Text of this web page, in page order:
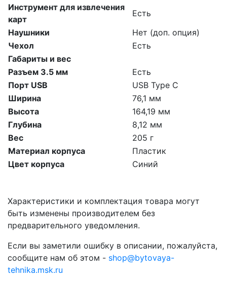
Инструмент для извлечения
карт
Есть
Наушники
Нет (доп. опция)
Чехол
Есть
Габариты и вес
Разъем 3.5 мм
Есть
Порт USB
USB Type C
Ширина
76,1 мм
Высота
164,19 мм
Глубина
8,12 мм
Вес
205 г
Материал корпуса
Пластик
Цвет корпуса
Синий
Характеристики и комплектация товара могут
быть изменены производителем без
предварительного уведомления.
Если вы заметили ошибку в описании, пожалуйста,
сообщите нам об этом - shop@bytovaya-
tehnika.msk.ru